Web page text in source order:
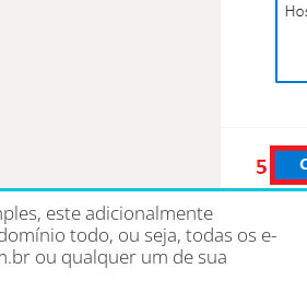
este adicionalmente
todo, ou seja, todas os e-
ou qualquer um de sua